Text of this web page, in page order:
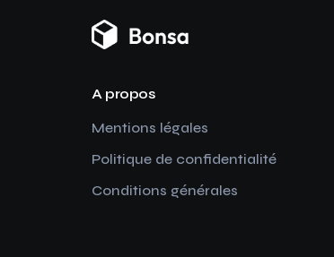
A propos
Mentions légales
Politique de confidentialité
Conditions générales